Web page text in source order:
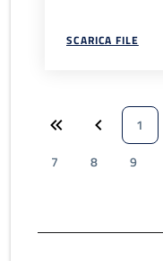
SCARICA FILE
1
7
8 9